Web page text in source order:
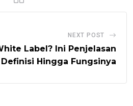
NEXT POST
Label? Ini Penjelasan
Hingga Fungsinya